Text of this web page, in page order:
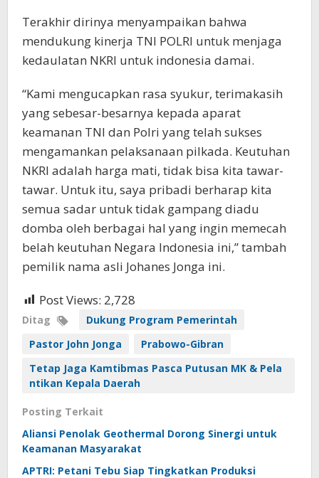
Terakhir dirinya menyampaikan bahwa
mendukung kinerja TNI POLRI untuk menjaga
kedaulatan NKRI untuk indonesia damai.
“Kami mengucapkan rasa syukur, terimakasih
yang sebesar-besarnya kepada aparat
keamanan TNI dan Polri yang telah sukses
mengamankan pelaksanaan pilkada. Keutuhan
NKRI adalah harga mati, tidak bisa kita tawar-
tawar. Untuk itu, saya pribadi berharap kita
semua sadar untuk tidak gampang diadu
domba oleh berbagai hal yang ingin memecah
belah keutuhan Negara Indonesia ini,” tambah
pemilik nama asli Johanes Jonga ini.
Post Views: 2,728
Ditag
Dukung Program Pemerintah
Pastor John Jonga
Prabowo-Gibran
Tetap Jaga Kamtibmas Pasca Putusan MK & Pela
ntikan Kepala Daerah
Posting Terkait
Aliansi Penolak Geothermal Dorong Sinergi untuk
Keamanan Masyarakat
APTRI: Petani Tebu Siap Tingkatkan Produksi